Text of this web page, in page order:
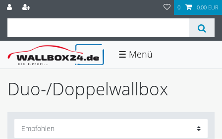
0 0,00 EUR
☰
Duo-/Doppelwallbox